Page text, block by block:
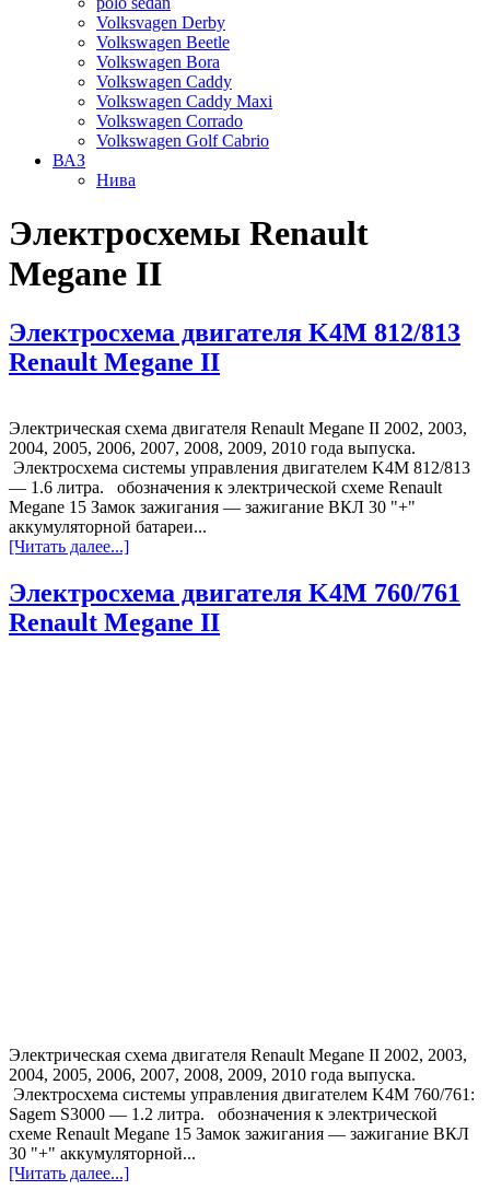
Volksvagen Derby
Volkswagen Beetle
Volkswagen Bora
Volkswagen Caddy
Volkswagen Caddy Maxi
Volkswagen Corrado
Volkswagen Golf Cabrio
ВАЗ
Нива
Электросхемы Renault
Megane II
Электросхема двигателя K4M 812/813
Renault Megane II
Электрическая схема двигателя Renault Megane II 2002, 2003,
2004, 2005, 2006, 2007, 2008, 2009, 2010 года выпуска.
Электросхема системы управления двигателем K4M 812/813
— 1.6 литра. обозначения к электрической схеме Renault
Megane 15 Замок зажигания — зажигание ВКЛ 30 "+"
аккумуляторной батареи...
[Читать далее...]
Электросхема двигателя K4M 760/761
Renault Megane II
Электрическая схема двигателя Renault Megane II 2002, 2003,
2004, 2005, 2006, 2007, 2008, 2009, 2010 года выпуска.
Электросхема системы управления двигателем K4M 760/761:
Sagem S3000 — 1.2 литра. обозначения к электрической
схеме Renault Megane 15 Замок зажигания — зажигание ВКЛ
30 "+" аккумуляторной...
[Читать далее...]